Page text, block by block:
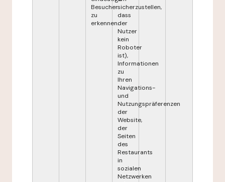
Besucher
zu
erkennen.
sicherzustellen,
dass
der
Nutzer
kein
Roboter
ist),
Informationen
zu
Ihren
Navigations-
und
Nutzungspräferenzen
der
Website,
der
Seiten
des
Restaurants
in
sozialen
Netzwerken